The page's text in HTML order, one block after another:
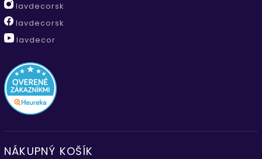
lavdecorsk
lavdecorsk
lavdecor
NÁKUPNÝ KOŠÍK